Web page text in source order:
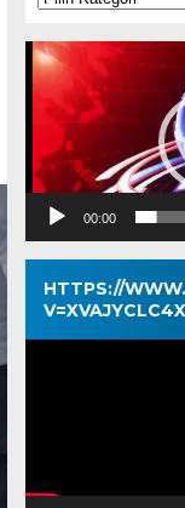
Pemutar
Video
00:00
HTTPS://
Pemutar